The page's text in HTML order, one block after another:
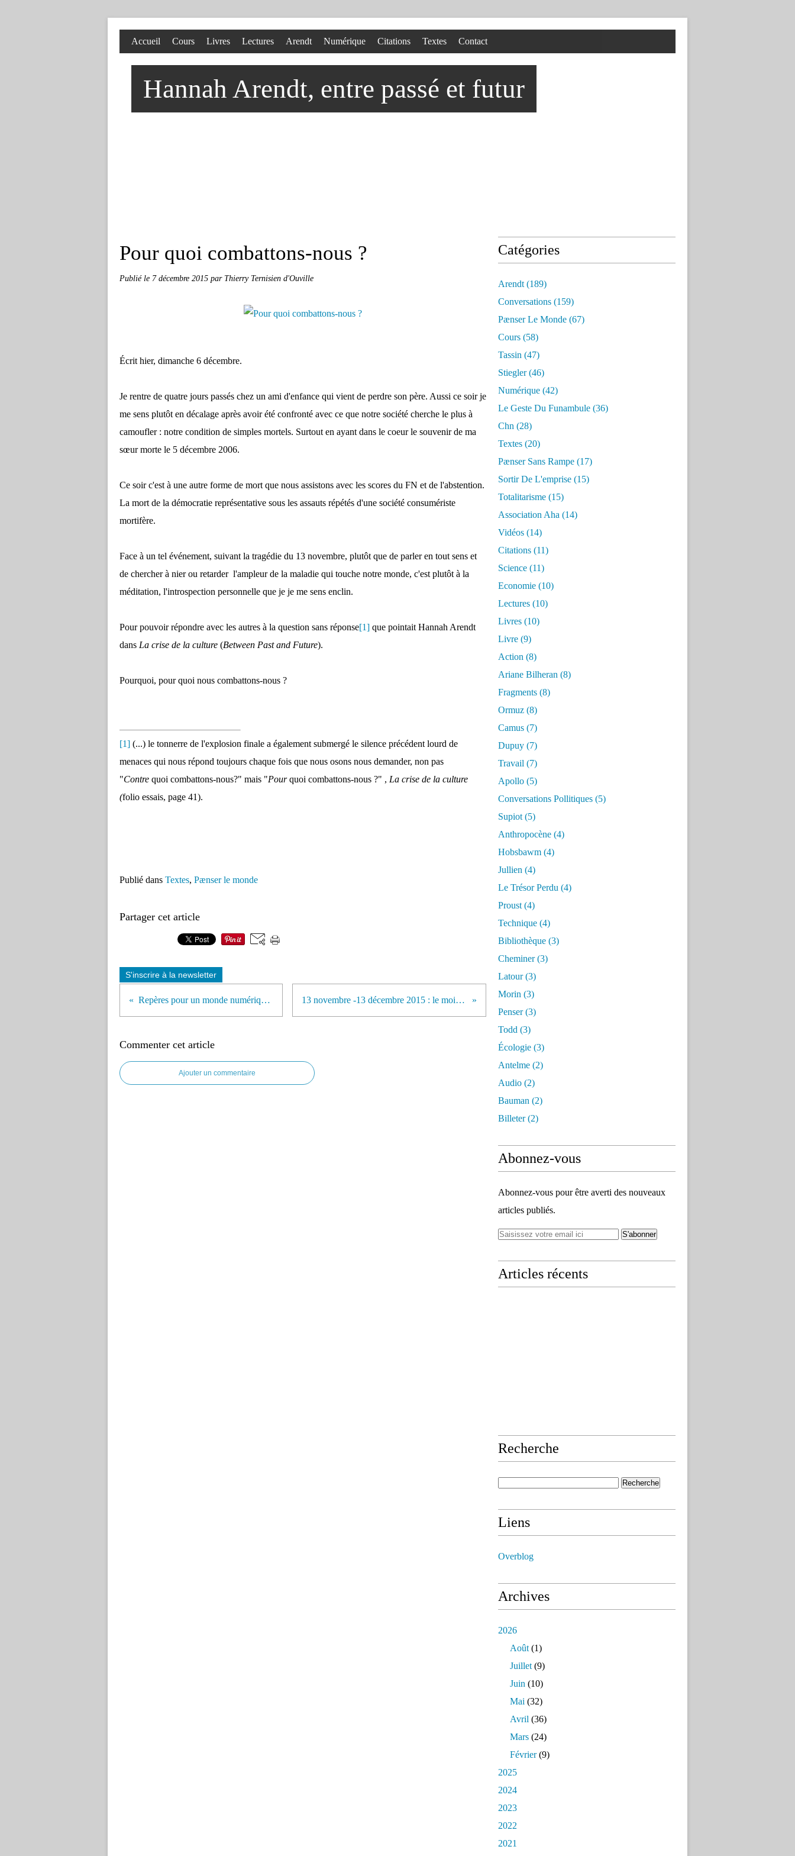
Hannah Arendt, entre passé et futur
Accueil Cours Livres Lectures Arendt Numérique Citations Textes Contact
Pour quoi combattons-nous ?
Publié le 7 décembre 2015 par Thierry Ternisien d'Ouville
Écrit hier, dimanche 6 décembre.
Je rentre de quatre jours passés chez un ami d'enfance qui vient de perdre son père. Aussi ce soir je
me sens plutôt en décalage après avoir été confronté avec ce que notre société cherche le plus à
camoufler : notre condition de simples mortels. Surtout en ayant dans le coeur le souvenir de ma
sœur morte le 5 décembre 2006.
Ce soir c'est à une autre forme de mort que nous assistons avec les scores du FN et de l'abstention.
La mort de la démocratie représentative sous les assauts répétés d'une société consumériste
mortifère.
Face à un tel événement, suivant la tragédie du 13 novembre, plutôt que de parler en tout sens et
de chercher à nier ou retarder l'ampleur de la maladie qui touche notre monde, c'est plutôt à la
méditation, l'introspection personnelle que je je me sens enclin.
Pour pouvoir répondre avec les autres à la question sans réponse[1] que pointait Hannah Arendt
dans La crise de la culture (Between Past and Future).
Pourquoi, pour quoi nous combattons-nous ?
[1] (...) le tonnerre de l'explosion finale a également submergé le silence précédent lourd de
menaces qui nous répond toujours chaque fois que nous osons nous demander, non pas
"Contre quoi combattons-nous?" mais "Pourquoi combattons-nous ?" , La crise de la culture
(folio essais, page 41).
Publié dans Textes, Pænser le monde
Partager cet article
S'inscrire à la newsletter
Repères pour un monde numérique (3/7) 13 novembre -13 décembre 2015 : le mois terrible
Commenter cet article
Ajouter un commentaire
Catégories
Arendt (189)
Conversations (159)
Pænser Le Monde (67)
Cours (58)
Tassin (47)
Stiegler(46)
Numérique (42)
Le Geste Du Funambule (36)
Chn (28)
Textes (20)
Pænser Sans Rampe (17)
Sortir De L'emprise (15)
Totalitarisme (15)
Association Aha (14)
Vidéos (14)
Citations (11)
Science (11)
Economie (10)
Lectures (10)
Livres (10)
Livre (9)
Action (8)
Ariane Bilheran (8)
Fragments (8)
Ormuz (8)
Camus (7)
Dupuy (7)
Travail (7)
Apollo (5)
Conversations Pollitiques (5)
Supiot (5)
Anthropocène (4)
Hobsbawm (4)
Jullien (4)
Le Trésor Perdu (4)
Proust (4)
Technique (4)
Bibliothèque (3)
Cheminer(3)
Latour(3)
Morin (3)
Penser(3)
Todd (3)
Écologie (3)
Antelme (2)
Audio (2)
Bauman (2)
Billeter(2)
Abonnez-vous
Abonnez-vous pour être averti des nouveaux
articles publiés.
Articles récents
Recherche
Liens
Overblog
Archives
2026
Août (1)
Juillet (9)
Juin (10)
Mai (32)
Avril (36)
Mars (24)
Février(9)
2025
2024
2023
2022
2021